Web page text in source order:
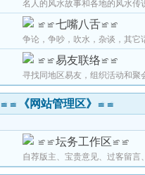
名人的风水故事和各地的风水传
≌≌七嘴八舌≌≌
争论，争吵，吹水，杂谈，其它
≌≌易友联络≌≌
寻找同地区易友，组织活动和聚
≌≌《网站管理区》≌≌
≌≌坛务工作区≌≌
自荐版主、宝贵意见、过客留言